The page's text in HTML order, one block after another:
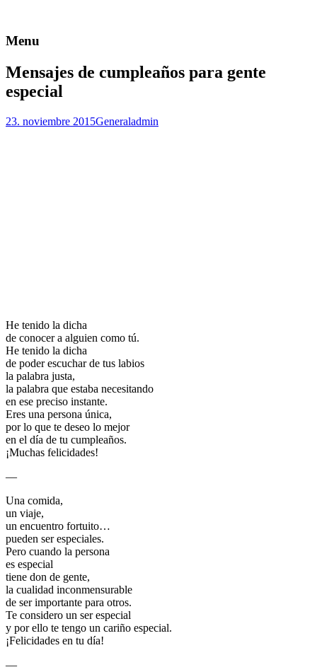
Menu
Mensajes de cumpleaños para gente
especial
23. noviembre 2015Generaladmin
He tenido la dicha
de conocer a alguien como tú.
He tenido la dicha
de poder escuchar de tus labios
la palabra justa,
la palabra que estaba necesitando
en ese preciso instante.
Eres una persona única,
por lo que te deseo lo mejor
en el día de tu cumpleaños.
¡Muchas felicidades!
—
Una comida,
un viaje,
un encuentro fortuito…
pueden ser especiales.
Pero cuando la persona
es especial
tiene don de gente,
la cualidad inconmensurable
de ser importante para otros.
Te considero un ser especial
y por ello te tengo un cariño especial.
¡Felicidades en tu día!
—